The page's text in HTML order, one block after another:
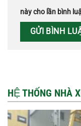
này cho lần bình
HỆ THỐNG NHÀ